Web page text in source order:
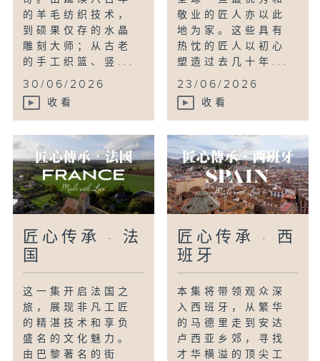
的羊毛纺织技术，
到硕果仅存的水晶
雕刻大师；从古老
的手工织篮、竖...
30/06/2026
收看
敬业的匠人亦以此
地为家。这些具有
热忱的匠人以初心
塑造过去几十年...
23/06/2026
收看
匠心传承 · 法
国
这一集开启法国之
旅，展现非凡工匠
的精湛技术和享负
盛名的文化魅力。
由巴黎著名的街
匠心传承 · 西
班牙
本集将带领观众深
入西班牙，从繁华
的马德里走到安达
卢西亚乡郊，寻找
才华横溢的顶尖工